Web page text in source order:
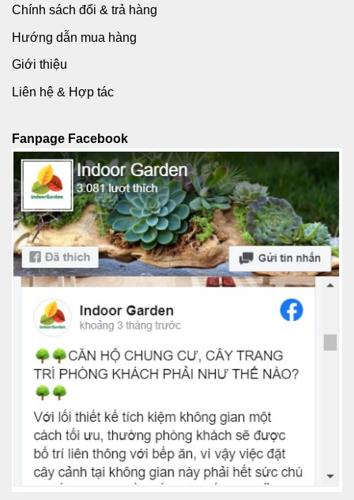
Chính sách đổi & trả hàng
Hướng dẫn mua hàng
Giới thiệu
Liên hệ & Hợp tác
Fanpage Facebook